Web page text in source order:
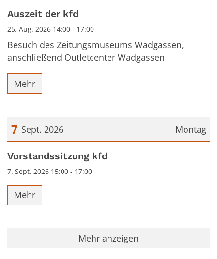
Datum: 25. August 2026
Auszeit der kfd
25. Aug. 2026 14:00 - 17:00
Besuch des Zeitungsmuseums Wadgassen,
anschließend Outletcenter Wadgassen
Mehr
Montag
7 Sept. 2026
Datum: 7. September 2026
Vorstandssitzung kfd
7. Sept. 2026 15:00 - 17:00
Mehr
Mehr anzeigen